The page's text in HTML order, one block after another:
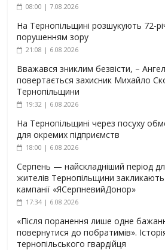
08:00 | 7.08.2026
На Тернопільщині розшукують 72-
порушенням зору
21:08 | 6.08.2026
Вважався зниклим безвісти, –
повертається захисник Михайло
Тернопільщини
19:32 | 6.08.2026
На Тернопільщині через посуху
для окремих підприємств
18:00 | 6.08.2026
Серпень — найскладніший період
жителів Тернопільщини
кампанії «ЯСерпневийДонор»
17:34 | 6.08.2026
«Після поранення лише одне
повернутися до побратимів».
тернопільського гвардійця